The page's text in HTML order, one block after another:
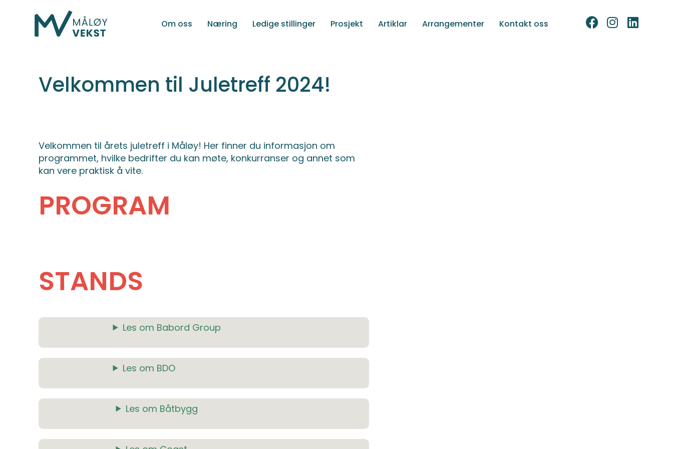
Om oss Næring Ledige stillinger Prosjekt Artiklar Arrangementer Kontakt oss
Velkommen til Juletreff 2024!
Velkommen til årets juletreff i Måløy! Her finner du informasjon om
programmet, hvilke bedrifter du kan møte, konkurranser og annet som
kan vere praktisk å vite.
PROGRAM
STANDS
Les om Babord Group
Les om BDO
Les om Båtbygg